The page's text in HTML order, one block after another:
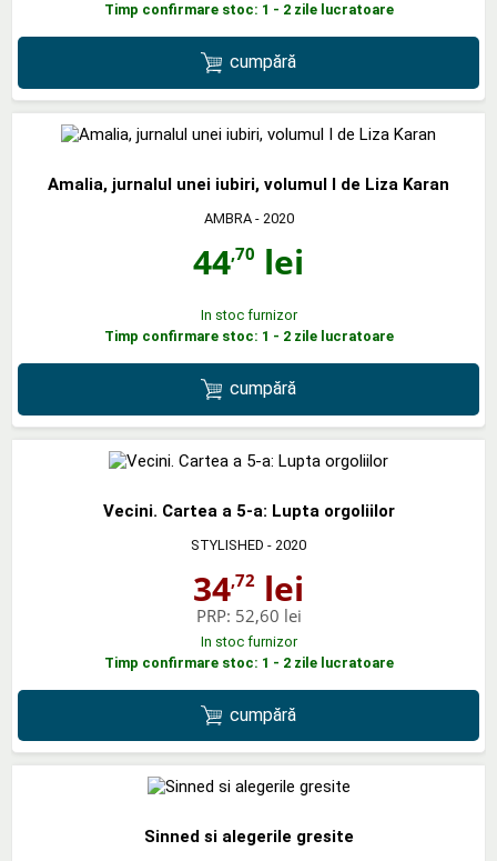
Timp confirmare stoc: 1 - 2 zile lucratoare
cumpără
Amalia, jurnalul unei iubiri, volumul I de Liza Karan
AMBRA- 2020
44,70 lei
In stoc furnizor
Timp confirmare stoc: 1 - 2 zile lucratoare
cumpără
Vecini. Cartea a 5-a: Lupta orgoliilor
STYLISHED - 2020
34,72 lei
PRP: 52,60 lei
In stoc furnizor
Timp confirmare stoc: 1 - 2 zile lucratoare
cumpără
Sinned si alegerile gresite